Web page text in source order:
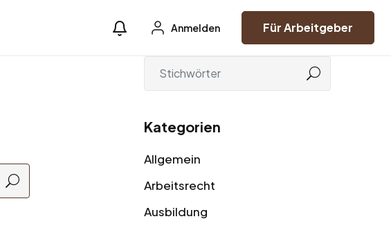
Anmelden Für Arbeitgeber
Kategorien
Allgemein
Arbeitsrecht
Ausbildung